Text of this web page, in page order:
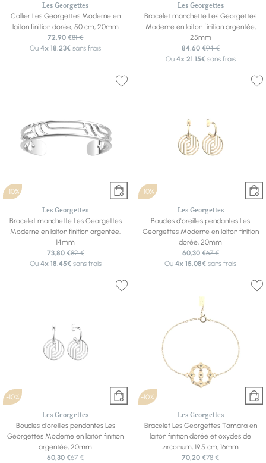
Les Georgettes
Collier Les Georgettes Moderne en
laiton finition dorée, 50 cm, 20mm
72,90 €81 €
Ou4x 18.23€ sans frais
Les Georgettes
Bracelet manchette Les Georgettes
Moderne en laiton finition argentée,
25mm
84,60 €94 €
Ou 4x 21.15€sans frais
-10%
Les Georgettes
Bracelet manchette Les Georgettes
Moderne en laiton finition argentée,
14mm
73,80 €82 €
Ou 4x 18.45€sans frais
-10%
Les Georgettes
Boucles d'oreilles pendantes Les
Georgettes Moderne en laiton finition
dorée, 20mm
60,30 €67 €
Ou4x 15.08€ sans frais
-10%
Les Georgettes
Boucles d'oreilles pendantes Les
Georgettes Moderne en laiton finition
argentée, 20mm
60,30 €67 €
-10%
Les Georgettes
Bracelet Les Georgettes Tamara en
laiton finition dorée et oxydes de
zirconium, 19.5 cm, 16mm
70,20 €78 €